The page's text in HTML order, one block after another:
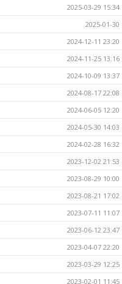
2025-03-29 15:34
2025-01-30
2024-12-11 23:20
2024-11-25 13:16
2024-10-09 13:37
2024-08-17 22:08
2024-06-05 12:20
2024-05-30 14:03
2024-02-28 16:32
2023-12-02 21:53
2023-08-29 10:00
2023-08-21 17:02
2023-07-11 11:07
2023-06-12 23:47
2023-04-07 22:20
2023-03-29 12:25
2023-02-01 11:45